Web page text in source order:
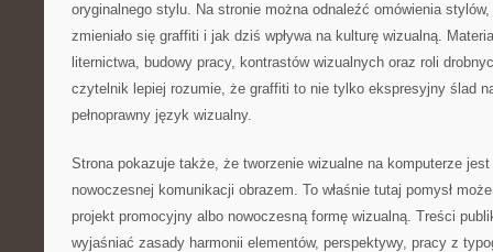
oryginalnego stylu. Na stronie można odnaleźć omówienia
zmieniało się graffiti i jak dziś wpływa na kulturę wizualną.
liternictwa, budowy pracy, kontrastów wizualnych oraz roli
czytelnik lepiej rozumie, że graffiti to nie tylko ekspresyjny ślad
pełnoprawny język wizualny.
Strona pokazuje także, że tworzenie wizualne na komputerze
nowoczesnej komunikacji obrazem. To właśnie tutaj pomysł
projekt promocyjny albo nowoczesną formę wizualną. Treści
wyjaśniać zasady harmonii elementów, perspektywy, pracy z